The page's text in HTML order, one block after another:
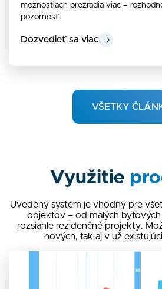
možnostiach prezradia viac –
pozornosť.
Dozvedieť sa viac
VŠETKY
Využitie
Uvedený systém je vhodný pre
objektov – od malých
rozsiahle rezidenčné projekty.
nových, tak aj v už